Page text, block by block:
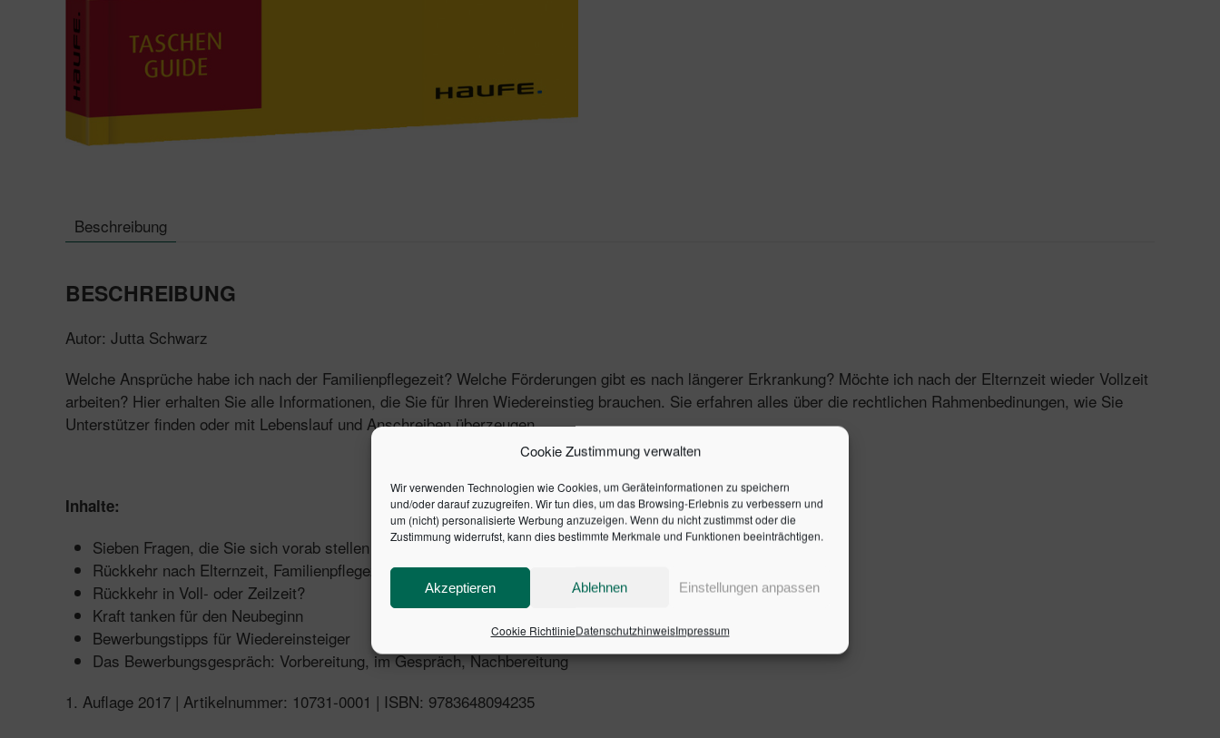
Cookie Zustimmung verwalten
Wir verwenden Technologien wie Cookies, um Geräteinformationen zu speichern
und/oder darauf zuzugreifen. Wir tun dies, um das Browsing-Erlebnis zu verbessern und
um (nicht) personalisierte Werbung anzuzeigen. Wenn du nicht zustimmst oder die
Zustimmung widerrufst, kann dies bestimmte Merkmale und Funktionen beeinträchtigen.
Akzeptieren Ablehnen Einstellungen anpassen
Cookie RichtlinieDatenschutzhinweisImpressum
Beschreibung
BESCHREIBUNG
Autor: Jutta Schwarz
Welche Ansprüche habe ich nach der Familienpflegezeit? Welche Förderungen gibt es nach längerer Erkrankung? Möchte ich nach der Elternzeit wieder Vollzeit
arbeiten? Hier erhalten Sie alle Informationen, die Sie für Ihren Wiedereinstieg brauchen. Sie erfahren alles über die rechtlichen Rahmenbedinungen, wie Sie
Unterstützer finden oder mit Lebenslauf und Anschreiben überzeugen.
Inhalte:
Sieben Fragen, die Sie sich vorab stellen sollten
Rückkehr nach Elternzeit, Familienpflegezeit, Sabbatical oder längerer Krankheit
Rückkehr in Voll- oder Zeilzeit?
Kraft tanken für den Neubeginn
Bewerbungstipps für Wiedereinsteiger
Das Bewerbungsgespräch: Vorbereitung, im Gespräch, Nachbereitung
1. Auflage 2017 | Artikelnummer: 10731-0001 | ISBN: 9783648094235